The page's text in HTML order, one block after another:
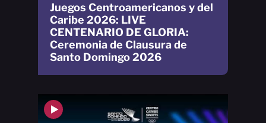
Juegos Centroamericanos y del
Caribe 2026: LIVE
CENTENARIO DE GLORIA:
Ceremonia de Clausura de
Santo Domingo 2026